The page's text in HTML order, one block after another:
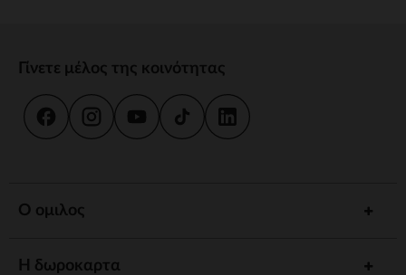
Γίνετε μέλος της κοινότητας
Ο ομιλος
Η δωροκαρτα